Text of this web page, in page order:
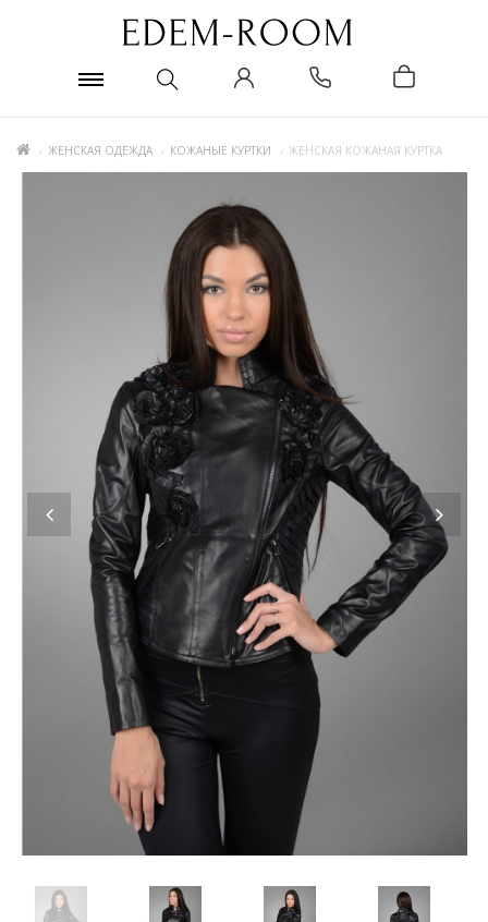
ЖЕНСКАЯ ОДЕЖДА КОЖАНЫЕ КУРТКИ ЖЕНСКАЯ КОЖАНАЯ КУРТКА